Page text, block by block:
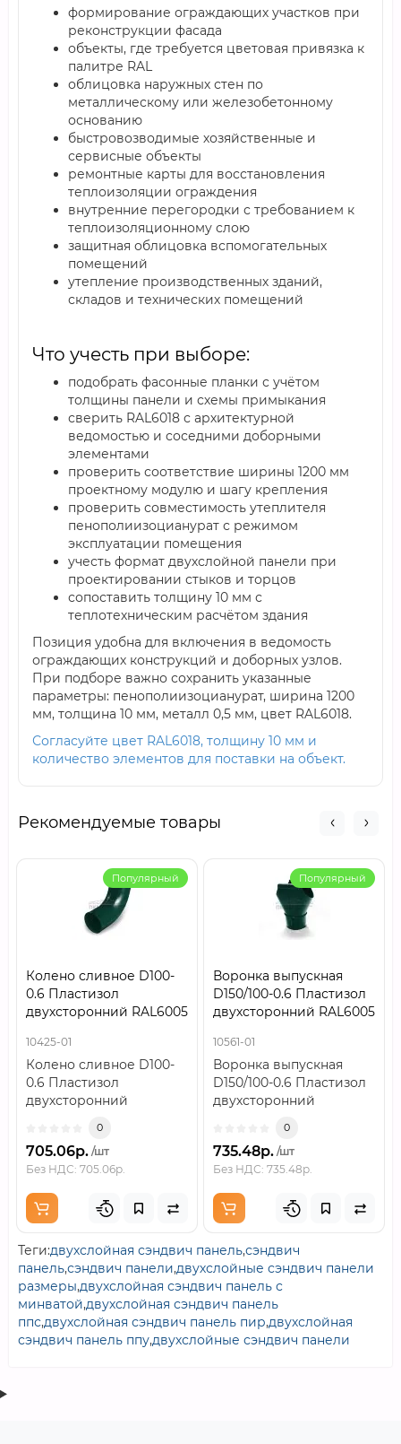
формирование ограждающих участков при
реконструкции фасада
объекты, где требуется цветовая привязка к
палитре RAL
облицовка наружных стен по
металлическому или железобетонному
основанию
быстровозводимые хозяйственные и
сервисные объекты
ремонтные карты для восстановления
теплоизоляции ограждения
внутренние перегородки с требованием к
теплоизоляционному слою
защитная облицовка вспомогательных
помещений
утепление производственных зданий,
складов и технических помещений
Что учесть при выборе:
подобрать фасонные планки с учётом
толщины панели и схемы примыкания
сверить RAL6018 с архитектурной
ведомостью и соседними доборными
элементами
проверить соответствие ширины 1200 мм
проектному модулю и шагу крепления
проверить совместимость утеплителя
пенополиизоцианурат с режимом
эксплуатации помещения
учесть формат двухслойной панели при
проектировании стыков и торцов
сопоставить толщину 10 мм с
теплотехническим расчётом здания
Позиция удобна для включения в ведомость
ограждающих конструкций и доборных узлов.
При подборе важно сохранить указанные
параметры: пенополиизоцианурат, ширина 1200
мм, толщина 10 мм, металл 0,5 мм, цвет RAL6018.
Согласуйте цвет RAL6018, толщину 10 мм и
количество элементов для поставки на объект.
Рекомендуемые товары
Популярный
Колено сливное D100-
0.6 Пластизол
двухсторонний RAL6005
10425-01
Колено сливное D100-
0.6 Пластизол
двухсторонний
0
705.06р. /шт
Без НДС: 705.06р.
Популярный
Воронка выпускная
D150/100-0.6 Пластизол
двухсторонний RAL6005
10561-01
Воронка выпускная
D150/100-0.6 Пластизол
двухсторонний
0
735.48р. /шт
Без НДС: 735.48р.
Теги:двухслойная сэндвич панель,сэндвич
панель,сэндвич панели,двухслойные сэндвич панели
размеры,двухслойная сэндвич панель с
минватой,двухслойная сэндвич панель
ппс,двухслойная сэндвич панель пир,двухслойная
сэндвич панель ппу,двухслойные сэндвич панели